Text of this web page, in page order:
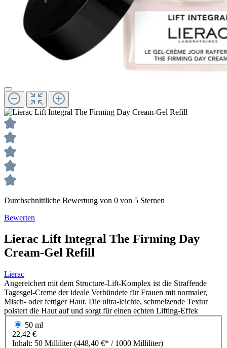
Durchschnittliche Bewertung von 0 von 5 Sternen
Bewerten
Lierac Lift Integral The Firming Day
Cream-Gel Refill
Lierac
Angereichert mit dem Structure-Lift-Komplex ist die Straffende
Tagesgel-Creme der ideale Verbündete für Frauen mit normaler,
Misch- oder fettiger Haut. Die ultra-leichte, schmelzende Textur
polstert die Haut auf und sorgt für einen echten Lifting-Effek
50 ml
22,42 €
Inhalt: 50 Milliliter(448,40 €* / 1000 Milliliter)